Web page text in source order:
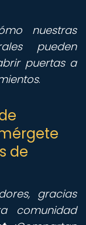
nuestras
pueden
puertas a
.
de
gracias
comunidad